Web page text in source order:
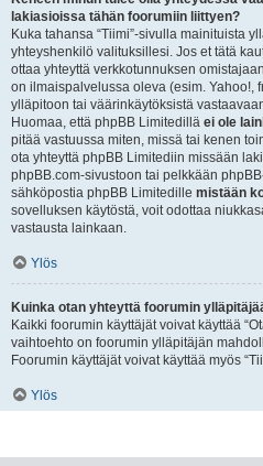
lakiasioissa tähän foorumiin liittyen?
Kuka tahansa “Tiimi”-sivulla mainituista
yhteyshenkilö valituksillesi. Jos et tätä
ottaa yhteyttä verkkotunnuksen
on ilmaispalvelussa oleva (esim. Yahoo!,
ylläpitoon tai väärinkäytöksistä
Huomaa, että phpBB Limitedillä ei ole
pitää vastuussa miten, missä tai kenen
ota yhteyttä phpBB Limitediin missään
phpBB.com-sivustoon tai pelkkään
sähköpostia phpBB Limitedille mistään
sovelluksen käytöstä, voit odottaa
vastausta lainkaan.
Ylös
Kuinka otan yhteyttä foorumin
Kaikki foorumin käyttäjät voivat käyttää
vaihtoehto on foorumin ylläpitäjän
Foorumin käyttäjät voivat käyttää myös
Ylös